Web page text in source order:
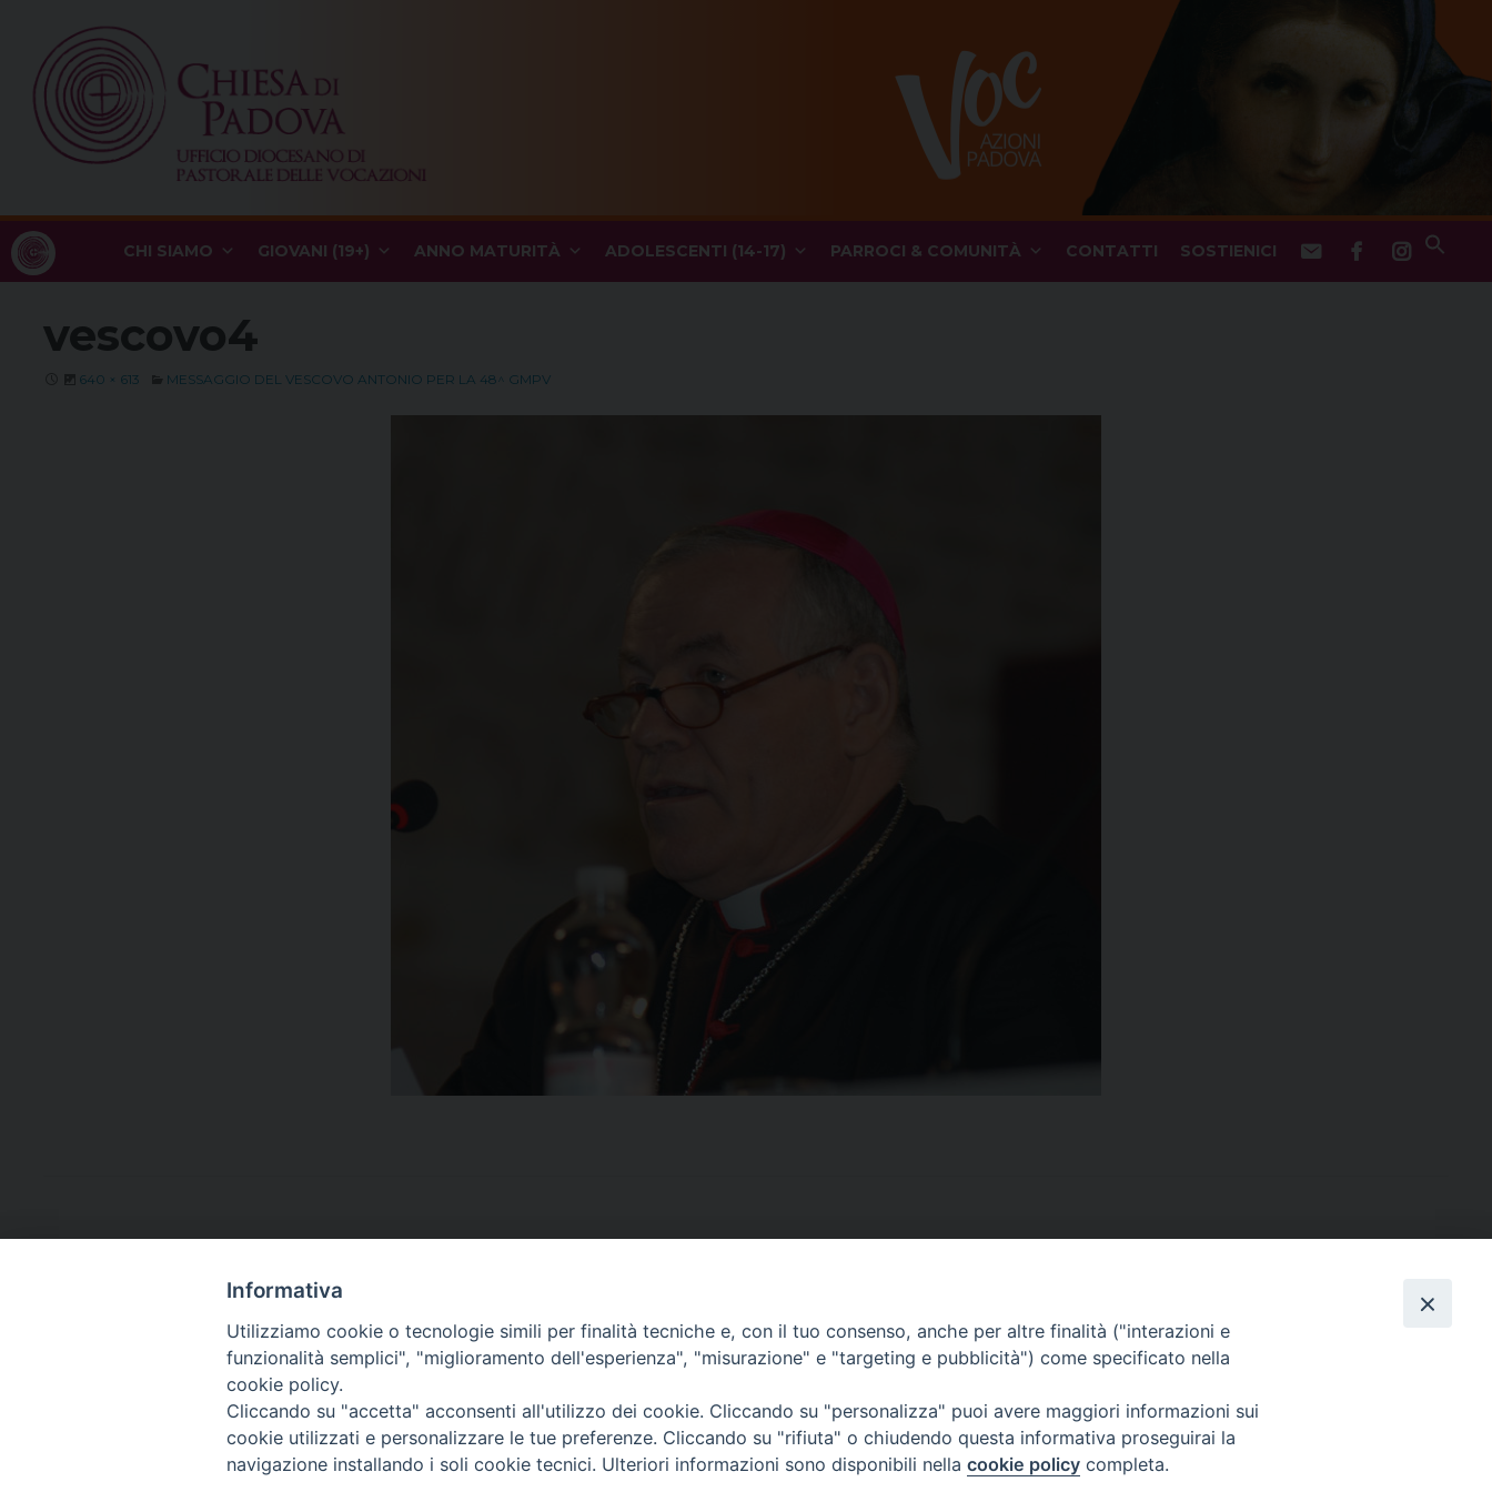
content
CHI SIAMO GIOVANI (19+) ANNO MATURITÀ ADOLESCENTI (14-17) PARROCI & COMUNITÀ CONTATTI SOSTIENICI
vescovo4
640 × 613 MESSAGGIO DEL VESCOVO ANTONIO PER LA 48^ GMPV
CONTATTI
via Bonporti, 20 – 35141 Padova
tel: +39 351 619 2354
e mail:
ufficiovocazionipadova@gmail. com
via Valmarana, 20 – 35133 Padova
instagram:
@casasantandreapadova
e mail:
casasantandreapadova@gmail.
Informativa
Utilizziamo cookie o tecnologie simili per finalità tecniche e, con il tuo consenso, anche per altre finalità ("interazioni e
funzionalità semplici", "miglioramento dell'esperienza", "misurazione" e "targeting e pubblicità") come specificato nella
cookie policy.
Cliccando su "accetta" acconsenti all'utilizzo dei cookie. Cliccando su "personalizza" puoi avere maggiori informazioni sui
cookie utilizzati e personalizzare le tue preferenze. Cliccando su "rifiuta" o chiudendo questa informativa proseguirai la
navigazione installando i soli cookie tecnici. Ulteriori informazioni sono disponibili nella cookie policy completa.